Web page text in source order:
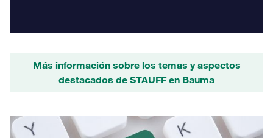
Más información sobre los temas y aspectos
destacados de STAUFF en Bauma